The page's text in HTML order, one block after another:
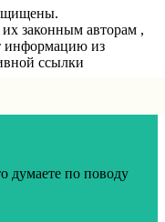
законным авторам ,
информацию из
ссылки
думаете по поводу